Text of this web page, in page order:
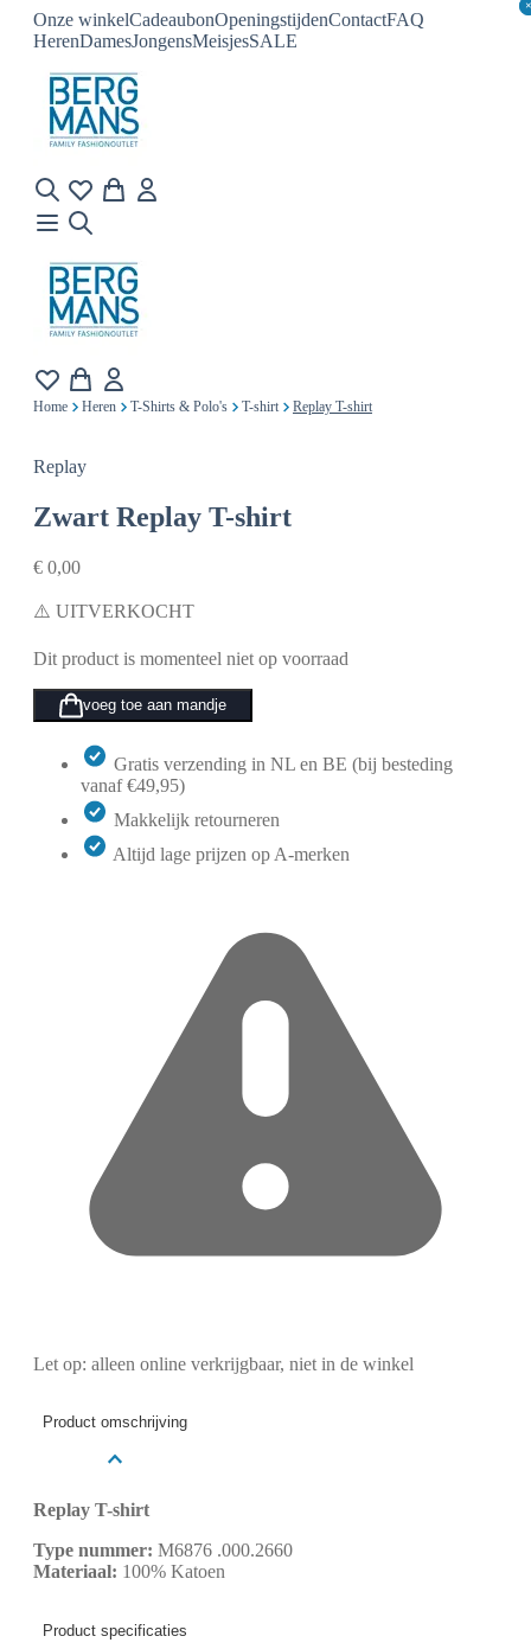
Onze winkelCadeaubonOpeningstijdenContactFAQ
HerenDamesJongensMeisjesSALE
×
×
Home Heren T-Shirts & Polo's T-shirt Replay T-shirt
Replay
Zwart Replay T-shirt
€ 0,00
⚠️ UITVERKOCHT
Dit product is momenteel niet op voorraad
voeg toe aan mandje
Gratis verzending in NL en BE (bij besteding
vanaf €49,95)
Makkelijk retourneren
Altijd lage prijzen op A-merken
Let op: alleen online verkrijgbaar, niet in de winkel
Product omschrijving
Replay T-shirt
Type nummer: M6876 .000.2660
Materiaal: 100% Katoen
Product specificaties